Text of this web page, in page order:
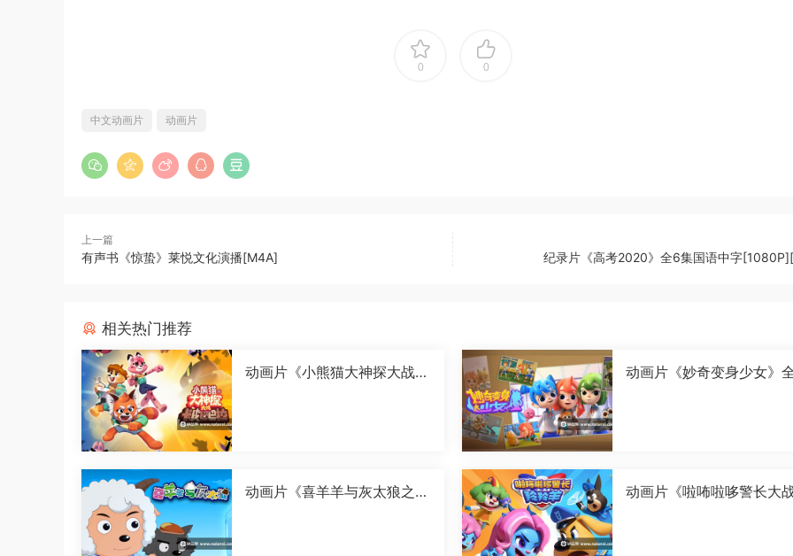
0 0
中文动画片 动画片
上一篇
有声书《惊蛰》莱悦文化演播[M4A] 纪录片《高考2020》全6集国语中字
相关热门推荐
动画片《小熊猫大神探大战卡
动画片《妙奇变身少女》
动画片《喜羊羊与灰太狼之古
动画片《啦咘啦哆警长大